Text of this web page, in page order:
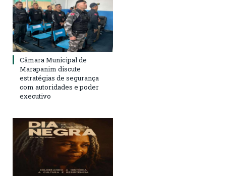
Câmara Municipal de
Marapanim discute
estratégias de segurança
com autoridades e poder
executivo